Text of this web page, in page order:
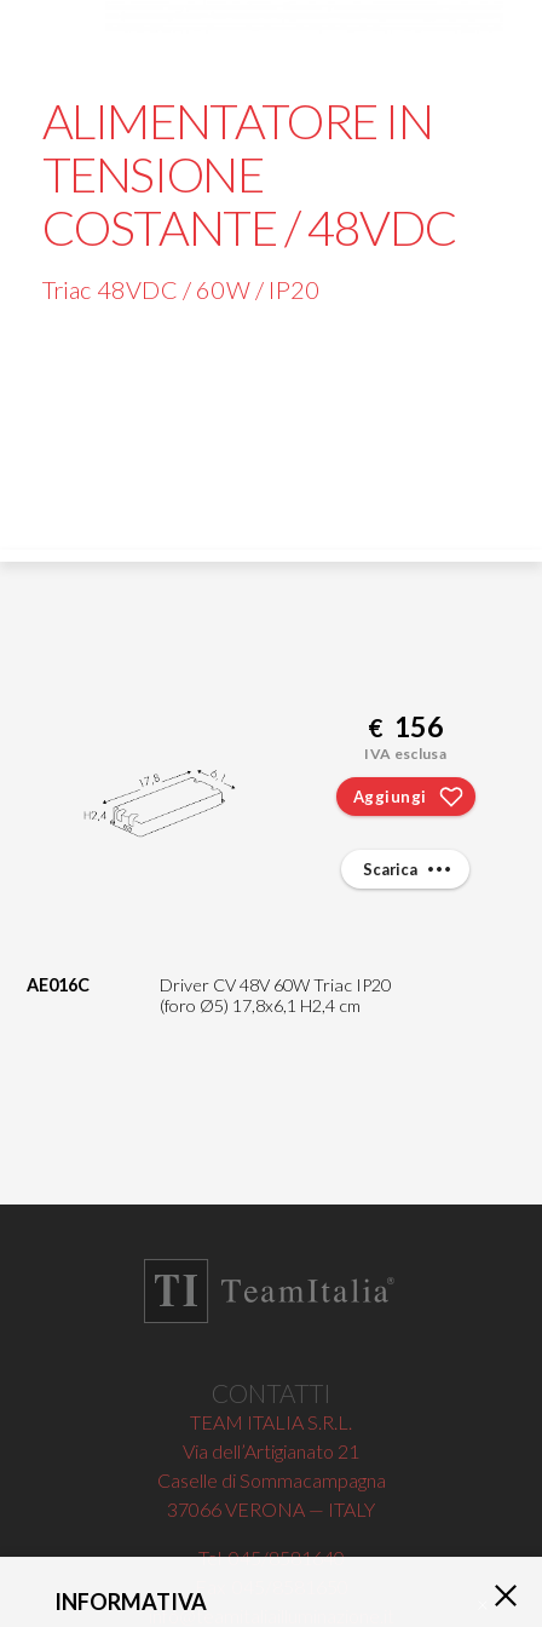
ALIMENTATORE IN
TENSIONE
COSTANTE / 48VDC
Triac 48VDC / 60W / IP20
AE016C
Driver CV 48V 60W Triac IP20
(foro Ø5) 17,8x6,1 H2,4 cm
€ 156
IVA esclusa
Aggiungi
Scarica
CONTATTI
TEAM ITALIA S.R.L.
Via dell’Artigianato 21
Caselle di Sommacampagna
37066 VERONA — ITALY
Tel 045/8581640
info@teamitaliailluminazione.it
INFORMATIVA